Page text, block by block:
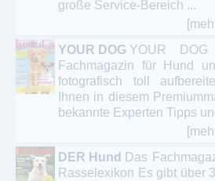
große Service-Bereich ...
YOUR DOG YOUR
Fachmagazin für Hund
fotografisch toll
Ihnen in diesem
bekannte Experten Tipps
DER Hund
Das
Rasselexikon Es gibt über